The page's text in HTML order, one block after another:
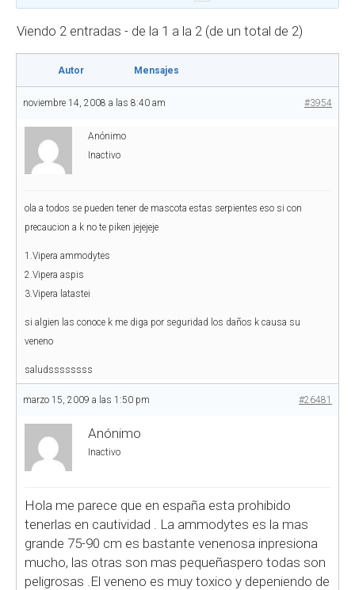
Viendo 2 entradas - de la 1 a la 2 (de un total de 2)
Autor Mensajes
noviembre 14, 2008 a las 8:40 am #3954
Anónimo
Inactivo
ola a todos se pueden tener de mascota estas serpientes eso si con
precaucion a k no te piken jejejeje
1.Vipera ammodytes
2.Vipera aspis
3.Vipera latastei
si algien las conoce k me diga por seguridad los daños k causa su
veneno
saludssssssss
marzo 15, 2009 a las 1:50 pm #26481
Anónimo
Inactivo
Hola me parece que en españa esta prohibido
tenerlas en cautividad . La ammodytes es la mas
grande 75-90 cm es bastante venenosa inpresiona
mucho, las otras son mas pequeñaspero todas son
peligrosas .El veneno es muy toxico y depeniendo de